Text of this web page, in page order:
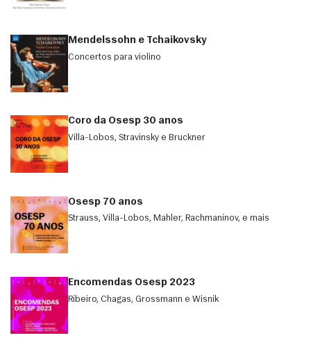
Mendelssohn e Tchaikovsky
Concertos para violino
Coro da Osesp 30 anos
Villa-Lobos, Stravinsky e Bruckner
Osesp 70 anos
Strauss, Villa-Lobos, Mahler, Rachmaninov, e mais
Encomendas Osesp 2023
Ribeiro, Chagas, Grossmann e Wisnik